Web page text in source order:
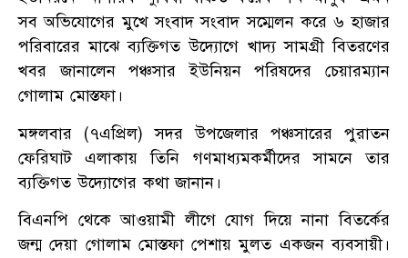
সব অভিযোগের মুখে সংবাদ সংবাদ সম্মেলন করে ৬ হাজার
পরিবারের মাঝে ব্যক্তিগত উদ্যোগে খাদ্য সামগ্রী বিতরণের
খবর জানালেন পঞ্চসার ইউনিয়ন পরিষদের চেয়ারম্যান
গোলাম মোস্তফা।
মঙ্গলবার (৭এপ্রিল) সদর উপজেলার পঞ্চসারের পুরাতন
ফেরিঘাট এলাকায় তিনি গণমাধ্যমকর্মীদের সামনে তার
ব্যক্তিগত উদ্যোগের কথা জানান।
বিএনপি থেকে আওয়ামী লীগে যোগ দিয়ে নানা বিতর্কের
জন্ম দেয়া গোলাম মোস্তফা পেশায় মুলত একজন ব্যবসায়ী।